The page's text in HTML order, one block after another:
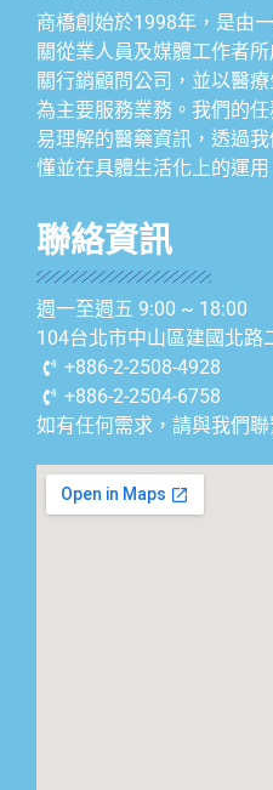
商橋創始於1998年，是由
關從業人員及媒體工作者
關行銷顧問公司，並以醫
為主要服務業務。我們的
易理解的醫藥資訊，透過
懂並在具體生活化上的運用
聯絡資訊
週一至週五 9:00 ~ 18:00
104台北市中山區建國北路
+886-2-2508-4928
+886-2-2504-6758
如有任何需求，請與我們聯